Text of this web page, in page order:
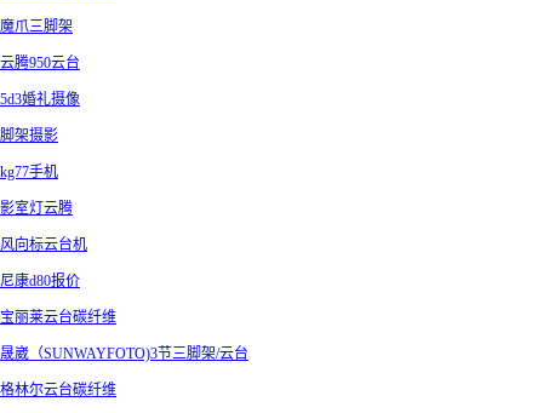
魔爪三脚架
云腾950云台
5d3婚礼摄像
脚架摄影
kg77手机
影室灯云腾
风向标云台机
尼康d80报价
宝丽莱云台碳纤维
晟崴（SUNWAYFOTO)3节三脚架/云台
格林尔云台碳纤维